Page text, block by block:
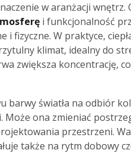
w aranżacji
i funkcjonalność
i fizyczne. W praktyce,
klimat, idealny do
zwiększa koncentrację,
barwy światła na odbiór
Może ona zmieniać
przestrzeni.
także na rytm dobowy